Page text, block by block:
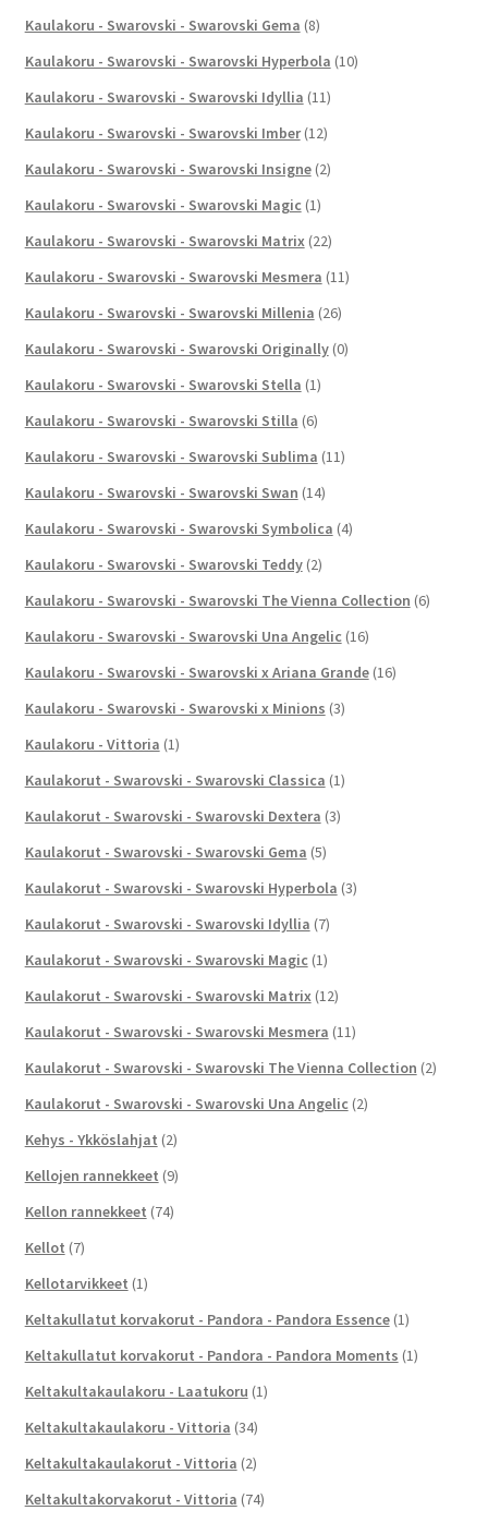
Kaulakoru - Swarovski - Swarovski Gema (8)
Kaulakoru - Swarovski - Swarovski Hyperbola (10)
Kaulakoru - Swarovski - Swarovski Idyllia (11)
Kaulakoru - Swarovski - Swarovski Imber (12)
Kaulakoru - Swarovski - Swarovski Insigne (2)
Kaulakoru - Swarovski - Swarovski Magic (1)
Kaulakoru - Swarovski - Swarovski Matrix (22)
Kaulakoru - Swarovski - Swarovski Mesmera (11)
Kaulakoru - Swarovski - Swarovski Millenia (26)
Kaulakoru - Swarovski - Swarovski Originally (0)
Kaulakoru - Swarovski - Swarovski Stella (1)
Kaulakoru - Swarovski - Swarovski Stilla (6)
Kaulakoru - Swarovski - Swarovski Sublima (11)
Kaulakoru - Swarovski - Swarovski Swan (14)
Kaulakoru - Swarovski - Swarovski Symbolica (4)
Kaulakoru - Swarovski - Swarovski Teddy (2)
Kaulakoru - Swarovski - Swarovski The Vienna Collection (6)
Kaulakoru - Swarovski - Swarovski Una Angelic (16)
Kaulakoru - Swarovski - Swarovski x Ariana Grande (16)
Kaulakoru - Swarovski - Swarovski x Minions (3)
Kaulakoru - Vittoria (1)
Kaulakorut - Swarovski - Swarovski Classica (1)
Kaulakorut - Swarovski - Swarovski Dextera (3)
Kaulakorut - Swarovski - Swarovski Gema (5)
Kaulakorut - Swarovski - Swarovski Hyperbola (3)
Kaulakorut - Swarovski - Swarovski Idyllia (7)
Kaulakorut - Swarovski - Swarovski Magic (1)
Kaulakorut - Swarovski - Swarovski Matrix (12)
Kaulakorut - Swarovski - Swarovski Mesmera (11)
Kaulakorut - Swarovski - Swarovski The Vienna Collection (2)
Kaulakorut - Swarovski - Swarovski Una Angelic (2)
Kehys - Ykköslahjat (2)
Kellojen rannekkeet (9)
Kellon rannekkeet (74)
Kellot (7)
Kellotarvikkeet (1)
Keltakullatut korvakorut - Pandora - Pandora Essence (1)
Keltakullatut korvakorut - Pandora - Pandora Moments (1)
Keltakultakaulakoru - Laatukoru (1)
Keltakultakaulakoru - Vittoria (34)
Keltakultakaulakorut - Vittoria (2)
Keltakultakorvakorut - Vittoria (74)